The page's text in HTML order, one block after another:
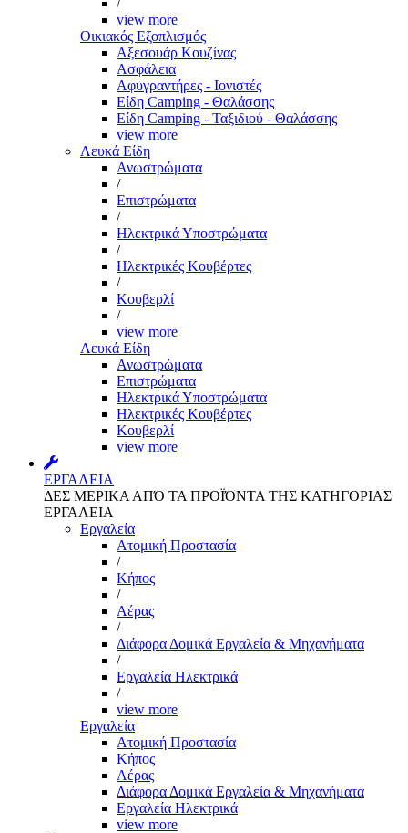
/
view more
Οικιακός Εξοπλισμός
Αξεσουάρ Κουζίνας
Ασφάλεια
Αφυγραντήρες - Ιονιστές
Είδη Camping - Θαλάσσης
Είδη Camping - Ταξιδιού - Θαλάσσης
view more
Λευκά Είδη
Ανωστρώματα
/
Επιστρώματα
/
Ηλεκτρικά Υποστρώματα
/
Ηλεκτρικές Κουβέρτες
/
Κουβερλί
/
view more
Λευκά Είδη
Ανωστρώματα
Επιστρώματα
Ηλεκτρικά Υποστρώματα
Ηλεκτρικές Κουβέρτες
Κουβερλί
view more
ΕΡΓΑΛΕΙΑ
ΔΕΣ ΜΕΡΙΚΑ ΑΠΌ ΤΑ ΠΡΟΪΌΝΤΑ ΤΗΣ ΚΑΤΗΓΟΡΙΑΣ
ΕΡΓΑΛΕΙΑ
Εργαλεία
Aτομική Προστασία
/
Kήπος
/
Αέρας
/
Διάφορα Δομικά Εργαλεία & Μηχανήματα
/
Εργαλεία Ηλεκτρικά
/
view more
Εργαλεία
Aτομική Προστασία
Kήπος
Αέρας
Διάφορα Δομικά Εργαλεία & Μηχανήματα
Εργαλεία Ηλεκτρικά
view more